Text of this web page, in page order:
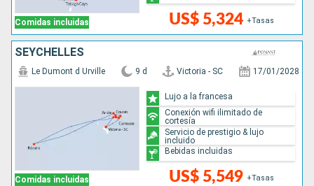
Comidas incluidas US$ 5,324 +Tasas
SEYCHELLES
Comidas incluidas
Le Dumont d Urville 9 d Victoria - SC 17/01/2028
US$ 5,549 +Tasas
Lujo a la francesa
Conexión wifi ilimitado de
cortesía
Servicio de prestigio & lujo
incluido
Bebidas incluidas